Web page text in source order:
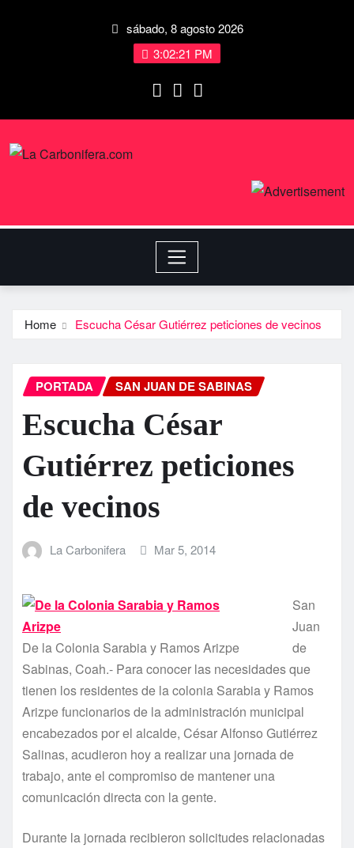
sábado, 8 agosto 2026
3:02:21 PM
Home Escucha César Gutiérrez peticiones de vecinos
PORTADA SAN JUAN DE SABINAS
Escucha César
Gutiérrez peticiones
de vecinos
La Carbonifera Mar 5, 2014
De la Colonia Sarabia y Ramos Arizpe
San
Juan
de
Sabinas, Coah.- Para conocer las necesidades que
tienen los residentes de la colonia Sarabia y Ramos
Arizpe funcionarios de la administración municipal
encabezados por el alcalde, César Alfonso Gutiérrez
Salinas, acudieron hoy a realizar una jornada de
trabajo, ante el compromiso de mantener una
comunicación directa con la gente.
Durante la jornada recibieron solicitudes relacionadas